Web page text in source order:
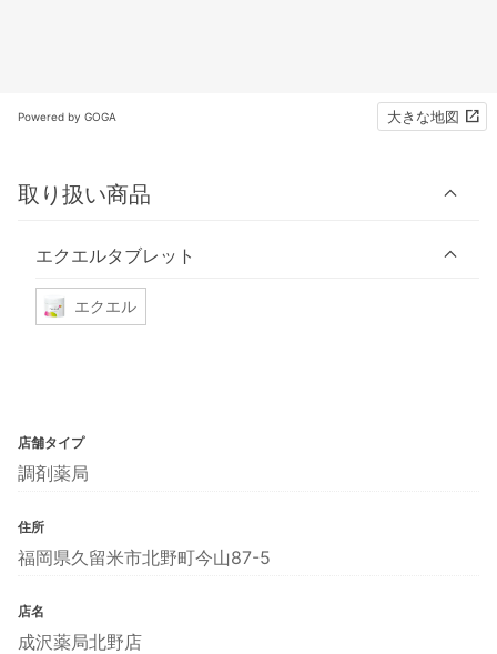
Powered by GOGA 大きな地図
取り扱い商品
エクエルタブレット
エクエル
店舗タイプ
調剤薬局
住所
福岡県久留米市北野町今山87-5
店名
成沢薬局北野店